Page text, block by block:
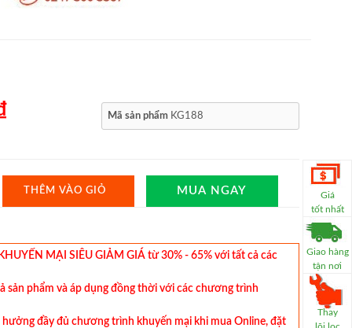
Giá
tốt nhất
Giao hàng
tận nơi
Thay
Mã sản phẩm KG188
THÊM VÀO GIỎ MUA NGAY
MẠI SIÊU GIẢM GIÁ từ 30% - 65% với tất cả các
sản phẩm và áp dụng đồng thời với các chương trình
đầy đủ chương trình khuyến mại khi mua Online, đặt